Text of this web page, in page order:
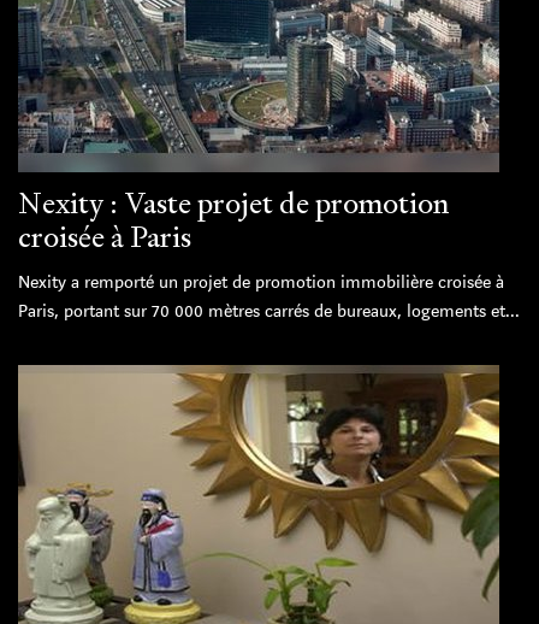
Nexity : Vaste projet de promotion
croisée à Paris
Nexity a remporté un projet de promotion immobilière croisée à
Paris, portant sur 70 000 mètres carrés de bureaux, logements et...